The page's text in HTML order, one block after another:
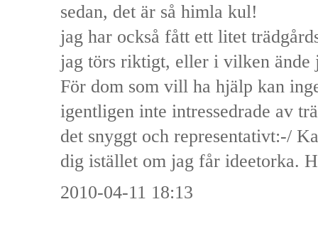
sedan, det är så himla kul!
jag har också fått ett litet
jag törs riktigt, eller i vilken ände
För dom som vill ha hjälp kan
igentligen inte intressedrade av
det snyggt och representativt:-/
dig istället om jag får ideetorka.
2010-04-11 18:13